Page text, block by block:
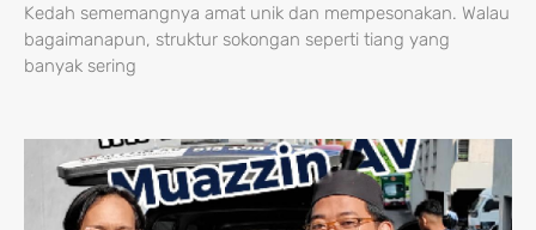
Kedah sememangnya amat unik dan mempesonakan. Walau
bagaimanapun, struktur sokongan seperti tiang yang
banyak sering